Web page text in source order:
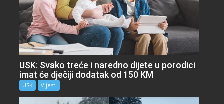
USK: Svako treće i naredno dijete u porodici
imat će dječiji dodatak od 150 KM
USK Vijesti